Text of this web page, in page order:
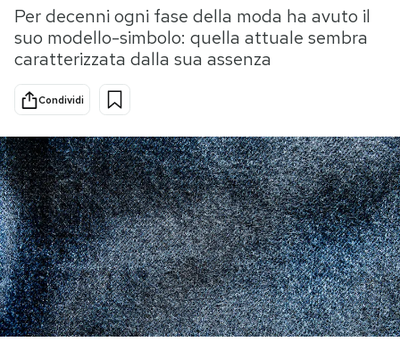
Politica
Tecnologia
Scienza
Economia
Sport
Consumismi
Altrecose
Mondiali calcio 2026
PODCAST
NEWSLETTER
Per decenni ogni fase della moda ha avuto il
suo modello-simbolo: quella attuale sembra
caratterizzata dalla sua assenza
Condividi